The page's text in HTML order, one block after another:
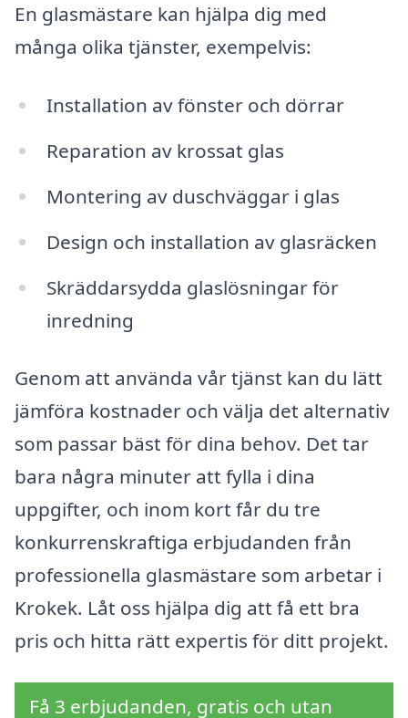
En glasmästare kan hjälpa dig med
många olika tjänster, exempelvis:
Installation av fönster och dörrar
Reparation av krossat glas
Montering av duschväggar i glas
Design och installation av glasräcken
Skräddarsydda glaslösningar för
inredning
Genom att använda vår tjänst kan du lätt
jämföra kostnader och välja det alternativ
som passar bäst för dina behov. Det tar
bara några minuter att fylla i dina
uppgifter, och inom kort får du tre
konkurrenskraftiga erbjudanden från
professionella glasmästare som arbetar i
Krokek. Låt oss hjälpa dig att få ett bra
pris och hitta rätt expertis för ditt projekt.
Få 3 erbjudanden, gratis och utan